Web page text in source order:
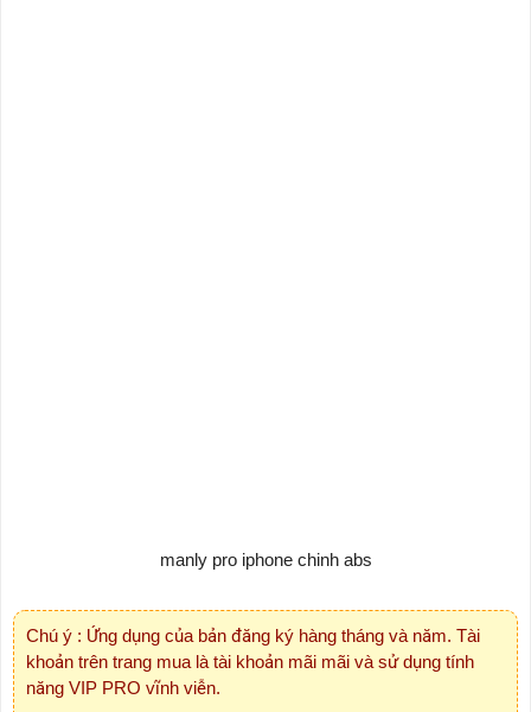
manly pro iphone chinh abs
Chú ý : Ứng dụng của bản đăng ký hàng tháng và năm. Tài
khoản trên trang mua là tài khoản mãi mãi và sử dụng tính
năng VIP PRO vĩnh viễn.